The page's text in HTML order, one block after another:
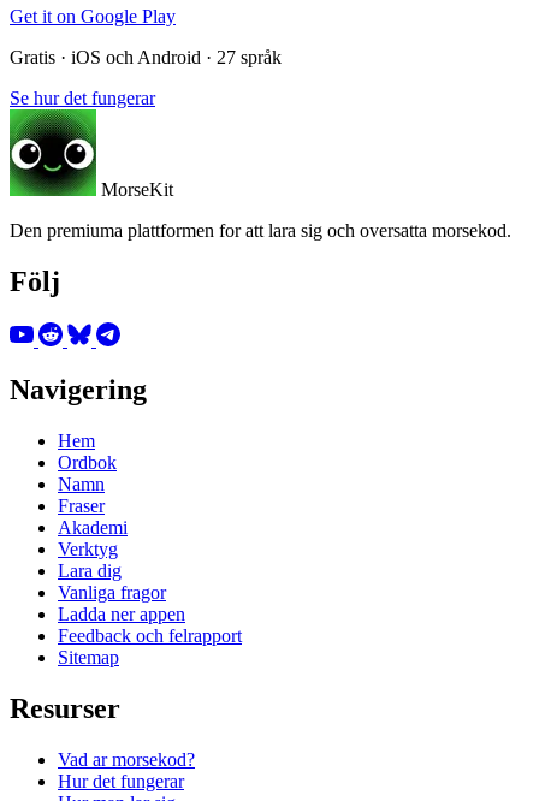
Get it on Google Play
Gratis · iOS och Android · 27 språk
Se hur det fungerar
MorseKit
Den premiuma plattformen for att lara sig och oversatta morsekod.
Följ
Navigering
Hem
Ordbok
Namn
Fraser
Akademi
Verktyg
Lara dig
Vanliga fragor
Ladda ner appen
Feedback och felrapport
Sitemap
Resurser
Vad ar morsekod?
Hur det fungerar